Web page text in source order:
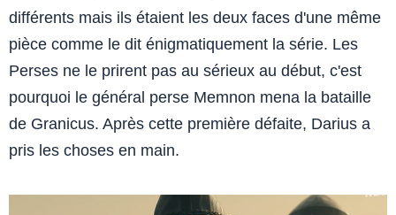
différents mais ils étaient les deux faces d'une même
pièce comme le dit énigmatiquement la série. Les
Perses ne le prirent pas au sérieux au début, c'est
pourquoi le général perse Memnon mena la bataille
de Granicus. Après cette première défaite, Darius a
pris les choses en main.